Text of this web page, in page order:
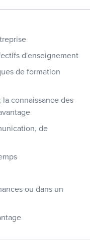
d'enseignement
de formation
connaissance des
de
ou dans un